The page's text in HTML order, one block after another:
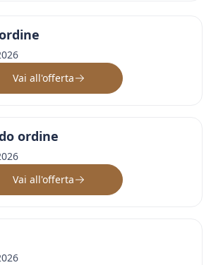
Vai all'offerta
ordine
Vai all'offerta